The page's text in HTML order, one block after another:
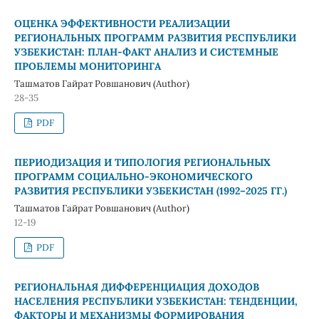
ОЦЕНКА ЭФФЕКТИВНОСТИ РЕАЛИЗАЦИИ
РЕГИОНАЛЬНЫХ ПРОГРАММ РАЗВИТИЯ РЕСПУБЛИКИ
УЗБЕКИСТАН: ПЛАН-ФАКТ АНАЛИЗ И СИСТЕМНЫЕ
ПРОБЛЕМЫ МОНИТОРИНГА
Ташматов Гайрат Ровшанович (Author)
28-35
PDF
ПЕРИОДИЗАЦИЯ И ТИПОЛОГИЯ РЕГИОНАЛЬНЫХ
ПРОГРАММ СОЦИАЛЬНО-ЭКОНОМИЧЕСКОГО
РАЗВИТИЯ РЕСПУБЛИКИ УЗБЕКИСТАН (1992–2025 ГГ.)
Ташматов Гайрат Ровшанович (Author)
12-19
PDF
РЕГИОНАЛЬНАЯ ДИФФЕРЕНЦИАЦИЯ ДОХОДОВ
НАСЕЛЕНИЯ РЕСПУБЛИКИ УЗБЕКИСТАН: ТЕНДЕНЦИИ,
ФАКТОРЫ И МЕХАНИЗМЫ ФОРМИРОВАНИЯ